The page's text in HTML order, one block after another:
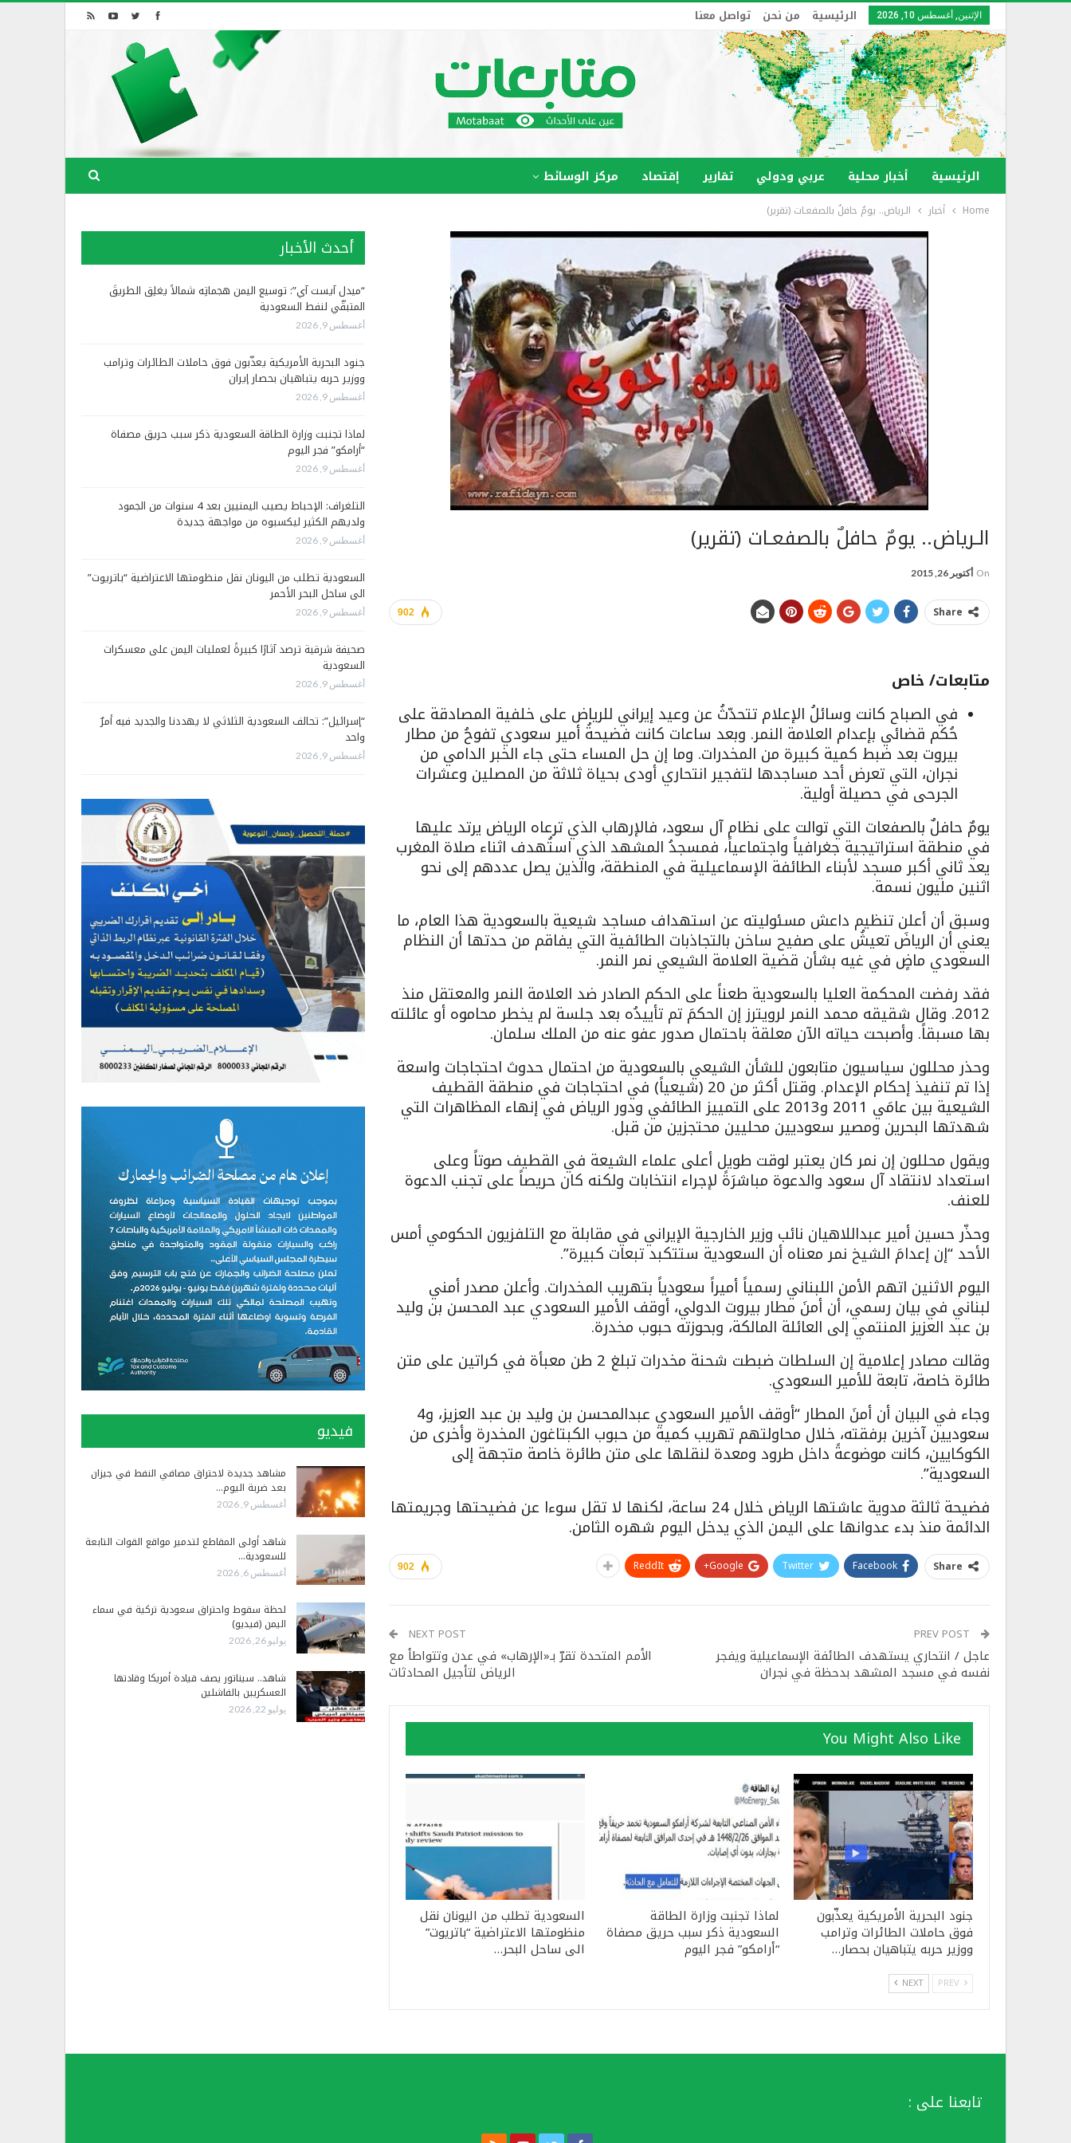
الإثنين, أغسطس 10, 2026 الرئيسية من نحن تواصل معنا
الرئيسية أخبار محلية عربي ودولي تقارير إقتصاد مركز الوسائط
Home أخبار الـرياض.. يومٌ حافلٌ بالصفعـات (تقرير)
الـرياض.. يومٌ حافلٌ بالصفعـات (تقرير)
On أكتوبر 26, 2015
902 Share
متابعات/ خاص
في الصباح كانت وسائلُ الإعلام تتحدّثُ عن وعيد إيراني للرياض على خلفية المصادقة على
حُكم قضائي بإعدام العلامة النمر. وبعد ساعات كانت فضيحةُ أمير سعودي تفوحُ من مطار
بيروت بعد ضبط كمية كبيرة من المخدرات. وما إن حل المساء حتى جاء الخبر الدامي من
نجران، التي تعرض أحد مساجدها لتفجير انتحاري أودى بحياة ثلاثة من المصلين وعشرات
الجرحى في حصيلة أولية.
يومٌ حافلٌ بالصفعات التي توالت على نظام آل سعود، فالإرهاب الذي ترعاه الرياض يرتد عليها
في منطقة استراتيجية جغرافياً واجتماعياً، فمسجدُ المشهد الذي استُهدف اثناء صلاة المغرب
يعد ثاني أكبر مسجد لأبناء الطائفة الإسماعيلية في المنطقة، والذين يصل عددهم إلى نحو
اثنين مليون نسمة.
وسبق أن أعلن تنظيم داعش مسئوليته عن استهداف مساجد شيعية بالسعودية هذا العام، ما
يعني أن الرياضَ تعيشُ على صفيح ساخن بالتجاذبات الطائفية التي يفاقم من حدتها أن النظام
السعودي ماضٍ في غيه بشأن قضية العلامة الشيعي نمر النمر.
فقد رفضت المحكمة العليا بالسعودية طعناً على الحكم الصادر ضد العلامة النمر والمعتقل منذ
2012. وقال شقيقه محمد النمر لرويترز إن الحكمَ تم تأييدُه بعد جلسة لم يخطر محاموه أو عائلته
بها مسبقاً. وأصبحت حياته الآن معلقة باحتمال صدور عفو عنه من الملك سلمان.
وحذر محللون سياسيون متابعون للشأن الشيعي بالسعودية من احتمال حدوث احتجاجات واسعة
إذا تم تنفيذ إحكام الإعدام. وقتل أكثر من 20 (شيعياً) في احتجاجات في منطقة القطيف
الشيعية بين عامَي 2011 و2013 على التمييز الطائفي ودور الرياض في إنهاء المظاهرات التي
شهدتها البحرين ومصير سعوديين محليين محتجزين من قبل.
ويقول محللون إن نمر كان يعتبر لوقت طويل أعلى علماء الشيعة في القطيف صوتاً وعلى
استعداد لانتقاد آل سعود والدعوة مباشرَةً لإجراء انتخابات ولكنه كان حريصاً على تجنب الدعوة
للعنف.
وحذّر حسين أمير عبداللاهيان نائب وزير الخارجية الإيراني في مقابلة مع التلفزيون الحكومي أمس
الأحد “إن إعدامَ الشيخ نمر معناه أن السعودية ستتكبد تبعات كبيرة”.
اليوم الاثنين اتهم الأمن اللبناني رسمياً أميراً سعودياً بتهريب المخدرات. وأعلن مصدر أمني
لبناني في بيان رسمي، أن أمنَ مطار بيروت الدولي، أوقف الأمير السعودي عبد المحسن بن وليد
بن عبد العزيز المنتمي إلى العائلة المالكة، وبحوزته حبوب مخدرة.
وقالت مصادر إعلامية إن السلطات ضبطت شحنة مخدرات تبلغ 2 طن معبأة في كراتين على متن
طائرة خاصة، تابعة للأمير السعودي.
وجاء في البيان أن أمنَ المطار “أوقف الأمير السعودي عبدالمحسن بن وليد بن عبد العزيز، و4
سعوديين آخرين برفقته، خلال محاولتهم تهريب كمية من حبوب الكبتاغون المخدرة وأخرى من
الكوكايين، كانت موضوعةً داخل طرود ومعدة لنقلها على متن طائرة خاصة متجهة إلى
السعودية”.
فضيحة ثالثة مدوية عاشتها الرياض خلال 24 ساعة، لكنها لا تقل سوءا عن فضيحتها وجريمتها
الدائمة منذ بدء عدوانها على اليمن الذي يدخل اليوم شهره الثامن.
902 Share
Facebook
Twitter
Google+
ReddIt
عاجل / انتحاري يستهدف الطائفة الإسماعيلية ويفجر
نفسه في مسجد المشهد بدحظة في نجران
NEXT POST
الأمم المتحدة تقرّ بـ«الإرهاب» في عدن وتتواطأ مع
الرياض لتأجيل المحادثات
You Might Also Like
جنود البحرية الأمريكية يعذّبون
فوق حاملات الطائرات وترامب
ووزير حربه يتباهيان بحصار…
لماذا تجنبت وزارة الطاقة
السعودية ذكر سبب حريق مصفاة
“أرامكو” فجر اليوم
السعودية تطلب من اليونان نقل
منظومتها الاعتراضية “باتريوت”
الى ساحل البحر…
NEXT
أحدث الأخبار
“ميدل آيست آي”: توسيع اليمن هجماتِه شمالاً يغلِق الطريقَ
المتبقّي لنفط السعودية
أغسطس 9, 2026
جنود البحرية الأمريكية يعذّبون فوق حاملات الطائرات وترامب
ووزير حربه يتباهيان بحصار إيران
أغسطس 9, 2026
لماذا تجنبت وزارة الطاقة السعودية ذكر سبب حريق مصفاة
“أرامكو” فجر اليوم
أغسطس 9, 2026
التلغراف: الإحباط يصيب اليمنيين بعد 4 سنوات من الجمود
ولديهم الكثير ليكسبوه من مواجهة جديدة
أغسطس 9, 2026
السعودية تطلب من اليونان نقل منظومتها الاعتراضية “باتريوت”
الى ساحل البحر الأحمر
أغسطس 9, 2026
صحيفة شرقية ترصد آثارًا كبيرةً لعمليات اليمن على معسكرات
السعودية
أغسطس 9, 2026
“إسرائيل”: تحالف السعودية الثلاثي لا يهددنا والجديد فيه أمرٌ
واحد
أغسطس 9, 2026
فيديو
مشاهد جديدة لاحتراق مصافي النفط في جيزان
بعد ضربة اليوم…
أغسطس 9, 2026
شاهد أولى المقاطع لتدمير مواقع القوات التابعة
للسعودية…
أغسطس 6, 2026
لحظة سقوط واحتراق سعودية تركية في سماء
اليمن (فيديو)
يوليو 26, 2026
شاهد.. سيناتور يصف قيادة أمريكا وقادتها
العسكريين بالفاشلين
يوليو 22, 2026
تابعنا على :